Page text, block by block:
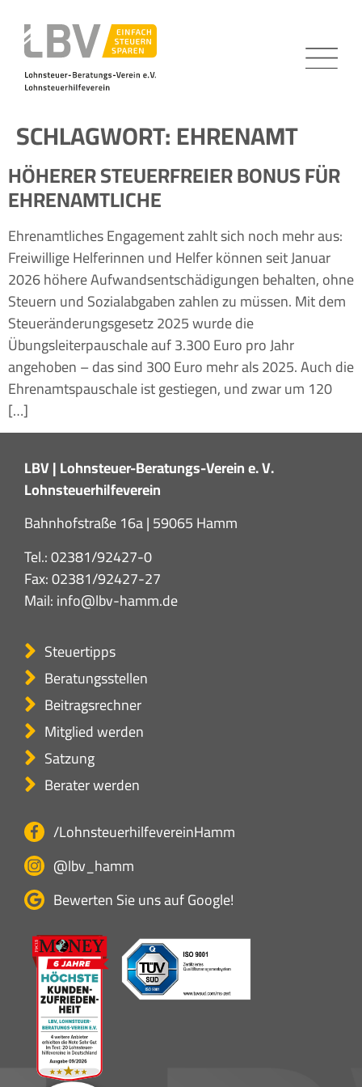
SCHLAGWORT:EHRENAMT
HÖHERER STEUERFREIER BONUS FÜR
EHRENAMTLICHE
Ehrenamtliches Engagement zahlt sich noch mehr aus:
Freiwillige Helferinnen und Helfer können seit Januar
2026 höhere Aufwandsentschädigungen behalten, ohne
Steuern und Sozialabgaben zahlen zu müssen. Mit dem
Steueränderungsgesetz 2025 wurde die
Übungsleiterpauschale auf 3.300 Euro pro Jahr
angehoben – das sind 300 Euro mehr als 2025. Auch die
Ehrenamtspauschale ist gestiegen, und zwar um 120
[…]
LBV | Lohnsteuer-Beratungs-Verein e. V.
Lohnsteuerhilfeverein
Bahnhofstraße 16a | 59065 Hamm
Tel.:02381/92427-0
Fax: 02381/92427-27
Mail:info@lbv-hamm.de
Steuertipps
Beratungsstellen
Beitragsrechner
Mitglied werden
Satzung
Berater werden
/LohnsteuerhilfevereinHamm
@lbv_hamm
Bewerten Sie uns auf Google!